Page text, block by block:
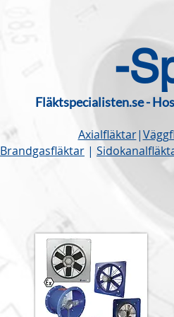
-
Fläktspecialisten.se -
Axialfläktar|
Brandgasfläktar |